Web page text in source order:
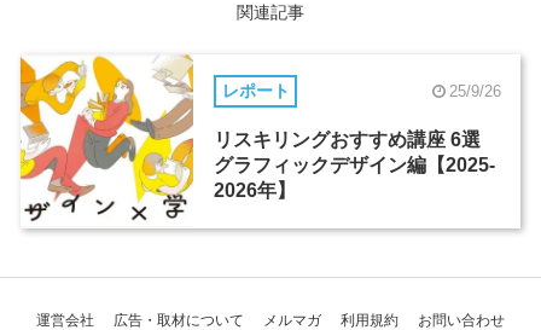
COLUMN
コラム
関連記事
レポート 25/9/26
リスキリングおすすめ講座 6選
グラフィックデザイン編【2025-
2026年】
運営会社 広告・取材について メルマガ 利用規約 お問い合わせ